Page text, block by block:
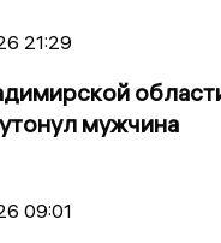
21:29
мужчина
09:01